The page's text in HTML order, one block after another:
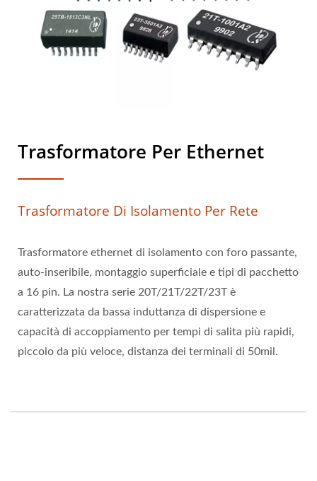
Trasformatore Per Ethernet
Trasformatore Di Isolamento Per Rete
Trasformatore ethernet di isolamento con foro passante,
auto-inseribile, montaggio superficiale e tipi di pacchetto
a 16 pin. La nostra serie 20T/21T/22T/23T è
caratterizzata da bassa induttanza di dispersione e
capacità di accoppiamento per tempi di salita più rapidi,
piccolo da più veloce, distanza dei terminali di 50mil.